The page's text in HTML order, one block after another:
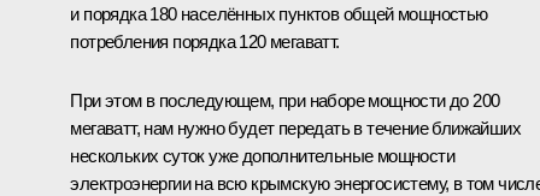
и порядка 180 населённых пунктов общей мощностью
потребления порядка 120 мегаватт.
При этом в последующем, при наборе мощности до 200
мегаватт, нам нужно будет передать в течение ближайших
нескольких суток уже дополнительные мощности
электроэнергии на всю крымскую энергосистему, в том